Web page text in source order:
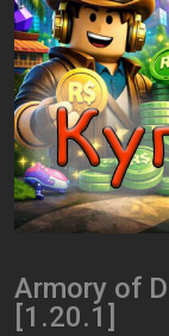
Armory of
[1.20.1]